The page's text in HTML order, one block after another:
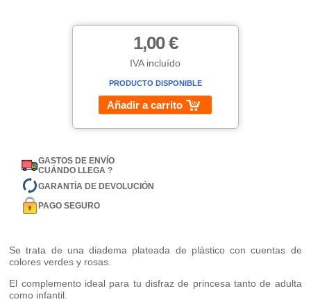
1,00 €
IVA incluído
PRODUCTO DISPONIBLE
Añadir a carrito
GASTOS DE ENVÍO
CUÁNDO LLEGA ?
GARANTÍA DE DEVOLUCIÓN
PAGO SEGURO
Se trata de una diadema plateada de plástico con cuentas de
colores verdes y rosas.
El complemento ideal para tu disfraz de princesa tanto de adulta
como infantil.